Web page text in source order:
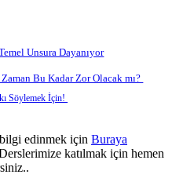
Unsura Dayanıyor
Bu Kadar Zor Olacak mı?
Söylemek İçin!
bilgi edinmek için Buraya
katılmak için hemen